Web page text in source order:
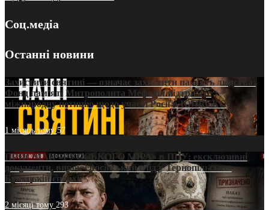
Соц.медіа
Останні новини
Захистити святині — означає захистити пам’ять людства:
Фонд пам’яті Митрополита Мефодія підтримує
міжнародну петицію щодо участі Росії в ЮНЕСКО
1 місяць тому57
ПРИСМАК «РУССЬКОГО МІРА» в ПЦУ: ексклюзивні
документи, вирок і російський слід у Тернопільсько-
Бучацькій єпархії
2 місяці тому 293